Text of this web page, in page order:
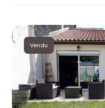
L'ÉQUIPE
TRAVAUX
CONTACT
Vendu